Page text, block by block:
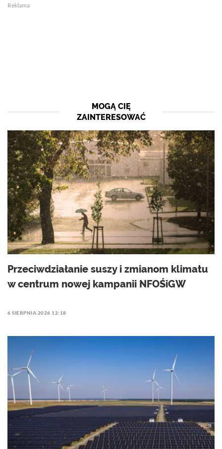
Reklama
MOGĄ CIĘ
ZAINTERESOWAĆ
Przeciwdziałanie suszy i zmianom klimatu
w centrum nowej kampanii NFOŚiGW
6 SIERPNIA 2026 12:18